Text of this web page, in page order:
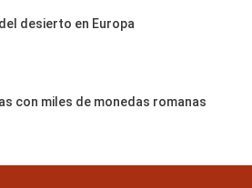
desierto en Europa
con miles de monedas romanas